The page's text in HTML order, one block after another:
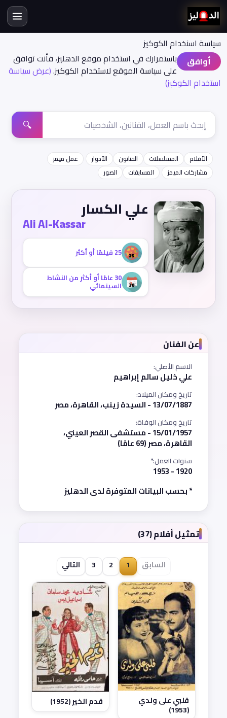
سياسة اسنخدام الكوكيز
أوافق
باستمرارك في استخدام موقع الدهليز، فأنت توافق
على سياسة الموقع لاستخدام الكوكيز.(عرض سياسة
استخدام الكوكيز)
🔍
الأفلام المسلسلات الفنانون الأدوار
عمل ميمز
مشاركات الميمز
المسابقات الصور
علي الكسار
Ali Al-Kassar
25 فيلمًا أو أكثر
30 عامًا أو أكثر من النشاط
السينمائي
عن الفنان
الاسم الأصلي:
علي خليل سالم إبراهيم
تاريخ ومكان الميلاد:
13/07/1887 - السيدة زينب، القاهرة، مصر
تاريخ ومكان الوفاة:
15/01/1957 - مستشفى القصر العيني،
القاهرة، مصر (69 عامًا)
سنوات العمل:*
1920 - 1953
* بحسب البيانات المتوفرة لدى الدهليز
تمثيل أفلام (37)
السابق 1
2
3 التالي
قلبي على ولدي
(1953)
قدم الخير (1952)